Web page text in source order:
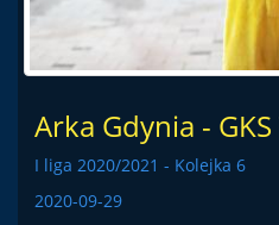
Arka Gdynia -
I liga 2020/2021 - Kolejka 6
2020-09-29